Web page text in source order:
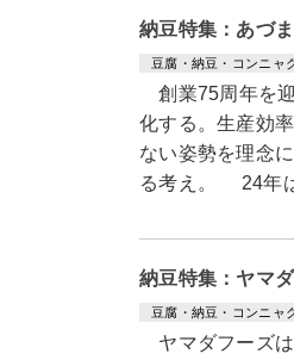
納豆特集：あづ
豆腐・納豆・コンニャ
創業75周年を
化する。生産効
ない姿勢を理念
る考え。 24年
納豆特集：ヤマ
豆腐・納豆・コンニャ
ヤマダフーズは